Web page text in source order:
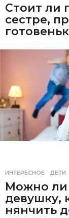
Стоит ли
сестре,
ИНТЕРЕСНОЕ ДЕТИ
Можно ли
девушку,
нянчить